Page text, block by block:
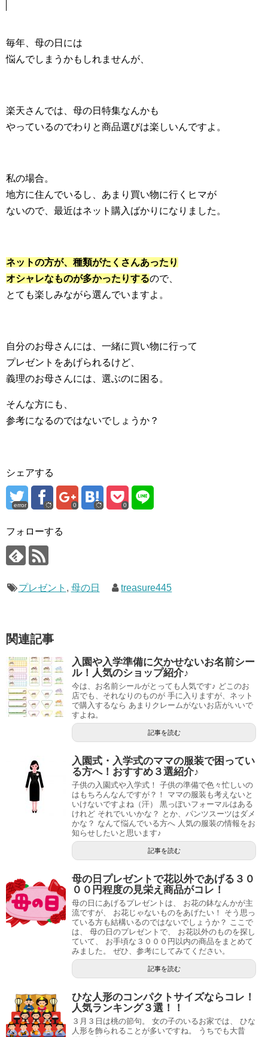
毎年、母の日には
悩んでしまうかもしれませんが、
楽天さんでは、母の日特集なんかも
やっているのでわりと商品選びは楽しいんですよ。
私の場合。
地方に住んでいるし、あまり買い物に行くヒマが
ないので、最近はネット購入ばかりになりました。
ネットの方が、種類がたくさんあったり
オシャレなものが多かったりするので、
とても楽しみながら選んでいますよ。
自分のお母さんには、一緒に買い物に行って
プレゼントをあげられるけど、
義理のお母さんには、選ぶのに困る。
そんな方にも、
参考になるのではないでしょうか？
シェアする
error 0 0
フォローする
プレゼント , 母の日 treasure445
関連記事
入園や入学準備に欠かせないお名前シー
ル！人気のショップ紹介♪
今は、お名前シールがとっても人気です♪ どこのお
店でも、それなりのものが 手に入りますが、ネット
で購入するなら あまりクレームがないお店がいいで
すよね。
記事を読む
入園式・入学式のママの服装で困ってい
る方へ！おすすめ３選紹介♪
子供の入園式や入学式！ 子供の準備で色々忙しいの
はもちろんなんですが？！ ママの服装も考えないと
いけないですよね（汗） 黒っぽいフォーマルはある
けれど それでいいかな？ とか、パンツスーツはダメ
かな？ なんて悩んでいる方へ 人気の服装の情報をお
知らせしたいと思います♪
記事を読む
母の日プレゼントで花以外であげる３０
００円程度の見栄え商品がコレ！
母の日にあげるプレゼントは、 お花の鉢なんかが主
流ですが、 お花じゃないものをあげたい！ そう思っ
ている方も結構いるのではないでしょうか？ ここで
は、 母の日のプレゼントで、 お花以外のものを探し
ていて、 お手頃な３０００円以内の商品をまとめて
みました。 ぜひ、参考にしてみてください。
記事を読む
ひな人形のコンパクトサイズならコレ！
人気ランキング３選！！
３月３日は桃の節句。 女の子のいるお家では、 ひな
人形を飾られることが多いですね。 うちでも大昔